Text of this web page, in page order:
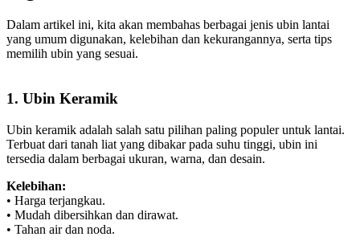
Dalam artikel ini, kita akan membahas berbagai jenis ubin lantai
yang umum digunakan, kelebihan dan kekurangannya, serta tips
memilih ubin yang sesuai.
1. Ubin Keramik
Ubin keramik adalah salah satu pilihan paling populer untuk lantai.
Terbuat dari tanah liat yang dibakar pada suhu tinggi, ubin ini
tersedia dalam berbagai ukuran, warna, dan desain.
Kelebihan:
• Harga terjangkau.
• Mudah dibersihkan dan dirawat.
• Tahan air dan noda.